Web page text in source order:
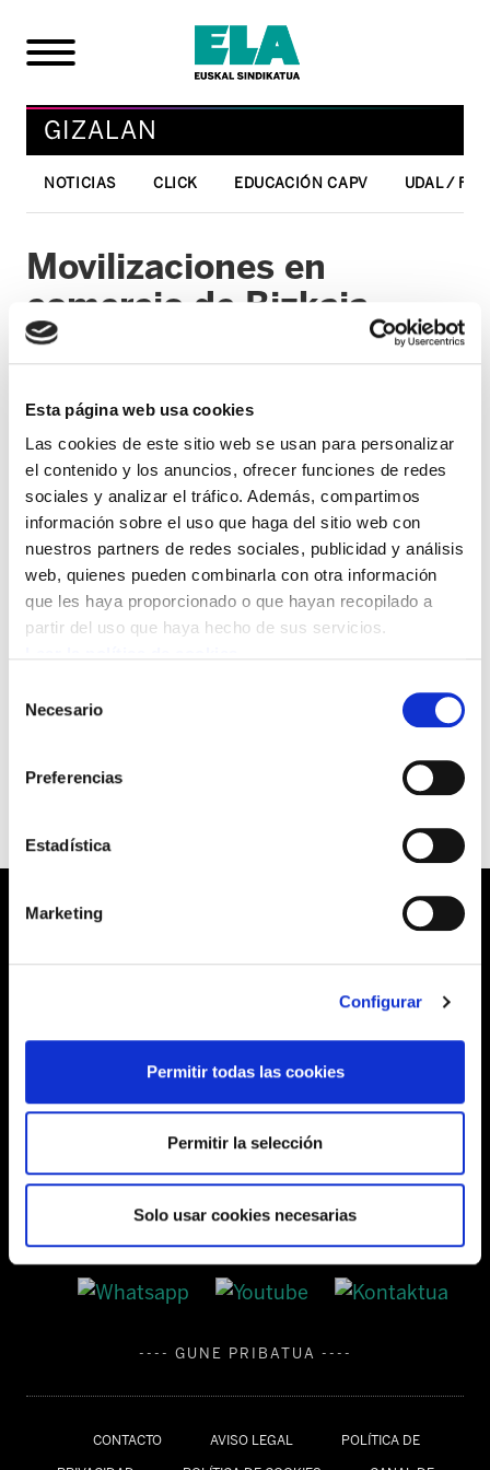
Esta página web usa cookies
Las cookies de este sitio web se usan para personalizar
el contenido y los anuncios, ofrecer funciones de redes
sociales y analizar el tráfico. Además, compartimos
información sobre el uso que haga del sitio web con
nuestros partners de redes sociales, publicidad y análisis
web, quienes pueden combinarla con otra información
que les haya proporcionado o que hayan recopilado a
partir del uso que haya hecho de sus servicios.
Necesario
Preferencias
Estadística
Marketing
Configurar
Permitir todas las cookies
Permitir la selección
Solo usar cookies necesarias
GIZALAN
NOTICIAS CLICK EDUCACIÓN CAPV UDAL /
Movilizaciones en
comercio de Bizkaia
GIZALAN
ELA sindikatuak CEBEK Bizkaiko enpresarien
egoitzaren aurrean kontzentrazioa egin du gaur,
abenduak 2. Protesta ekintzaren helburua
merkataritzaren negoziazio kolektiboan
inolako aurrerapenik ez dela egon salatzea izan
da. Elkarretaratzean ELAren ehun delegatu
dela eta, etorkizunean mobilizazio gehiago
CONTACTO AVISO LEGAL POLÍTICA DE
Tel:944 03 77 00
SEDES
---- GUNE PRIBATUA ----